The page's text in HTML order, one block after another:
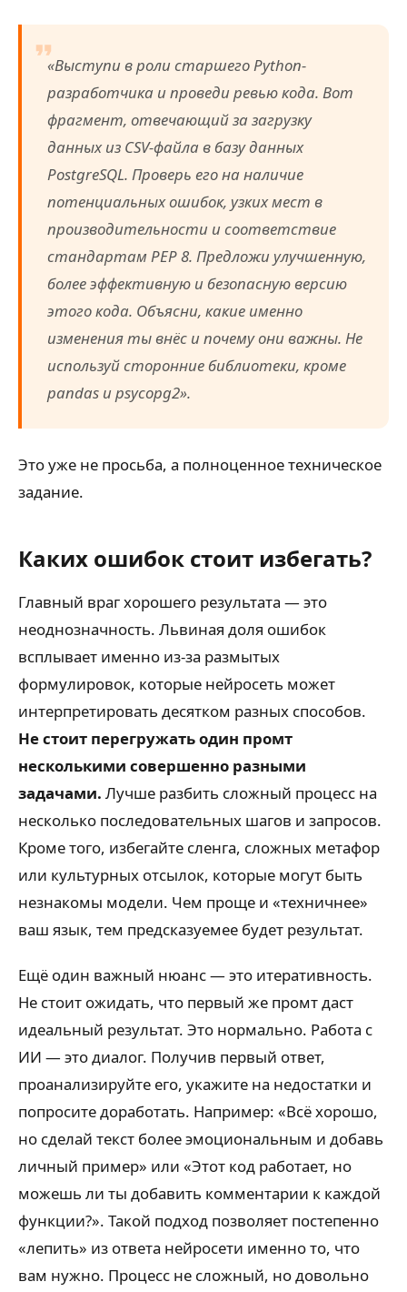
«Выступи в роли старшего Python-
разработчика и проведи ревью кода. Вот
фрагмент, отвечающий за загрузку
данных из CSV-файла в базу данных
PostgreSQL. Проверь его на наличие
потенциальных ошибок, узких мест в
производительности и соответствие
стандартам PEP 8. Предложи улучшенную,
более эффективную и безопасную версию
этого кода. Объясни, какие именно
изменения ты внёс и почему они важны. Не
используй сторонние библиотеки, кроме
pandas и psycopg2».
Это уже не просьба, а полноценное техническое
задание.
Каких ошибок стоит избегать?
Главный враг хорошего результата — это
неоднозначность. Львиная доля ошибок
всплывает именно из-за размытых
формулировок, которые нейросеть может
интерпретировать десятком разных способов.
Не стоит перегружать один промт
несколькими совершенно разными
задачами. Лучше разбить сложный процесс на
несколько последовательных шагов и запросов.
Кроме того, избегайте сленга, сложных метафор
или культурных отсылок, которые могут быть
незнакомы модели. Чем проще и «техничнее»
ваш язык, тем предсказуемее будет результат.
Ещё один важный нюанс — это итеративность.
Не стоит ожидать, что первый же промт даст
идеальный результат. Это нормально. Работа с
ИИ — это диалог. Получив первый ответ,
проанализируйте его, укажите на недостатки и
попросите доработать. Например: «Всё хорошо,
но сделай текст более эмоциональным и добавь
личный пример» или «Этот код работает, но
можешь ли ты добавить комментарии к каждой
функции?». Такой подход позволяет постепенно
«лепить» из ответа нейросети именно то, что
вам нужно. Процесс не сложный, но довольно